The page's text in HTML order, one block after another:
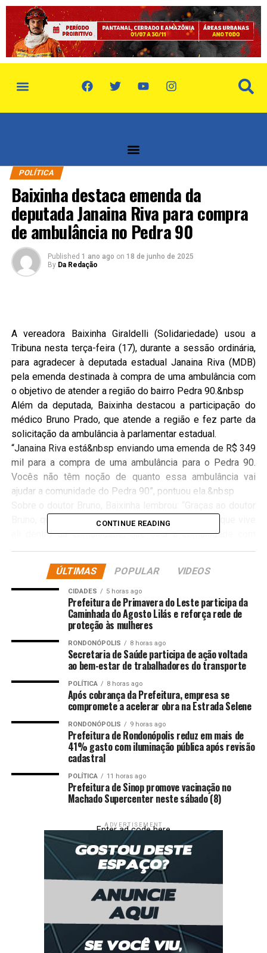
POLÍTICA
Baixinha destaca emenda da
deputada Janaina Riva para compra
de ambulância no Pedra 90
Published 1 ano ago on 18 de junho de 2025
By Da Redação
A vereadora Baixinha Giraldelli (Solidariedade) usou a
Tribuna nesta terça-feira (17), durante a sessão ordinária,
para agradecer à deputada estadual Janaina Riva (MDB)
pela emenda destinada à compra de uma ambulância com
o objetivo de atender a região do bairro Pedra 90.&nbsp
Além da deputada, Baixinha destacou a participação do
médico Bruno Prado, que atende a região e fez parte da
solicitação da ambulância à parlamentar estadual.
“Janaina Riva está&nbsp enviando uma emenda de R$ 349
mil para a compra de uma ambulância para o Pedra 90.
Vocês não têm noção de quanto essa ambulância vai
ajudar a comunidade do Pedra 90”, pontuou ela.&nbsp
Bruno, que tem a sensibilidade, é aquele médico que vive
ali dentro da comunidade, que olha a comunidade com
junto com o povo, e é através dele que essa ambulância
vai chegar para a policlínica do Pedra 90. A gente vê
muitos relatos de pessoas que o senhor atende, como
cuida família.”&nbsp
Na ocasião, Baixinha também aproveitou para pedir ao
governador Mauro Mendes e ao vice Otaviano Pivetta
agilidade para que essa emenda saia do papel.
“Quero pedir ao Otaviano Pivetta, que está como
que possam, o mais rápido possível, mandar essa
ambulância para o Pedra 90, porque ela será muito
importante para nós. Temos muitas dificuldades, muitas
vezes ligamos para a UPA e a ambulância não está lá.
Quantas vezes socorri pessoas com meu&nbsp carro, a
polícia também. Por isso, nossa urgência em ter este
suporte na região.”
Comentários
AMBULÂNCIA BAIXINHA
COMPRA
DESTACA DESTAQUE EMENDA
RIVA
Eriksen é eleito presidente do SINTEP de Lucas do Rio
CONTINUE READING
ÚLTIMAS POPULAR VIDEOS
CIDADES 5 horas ago
Prefeitura de Primavera do Leste participa da
Caminhada do Agosto Lilás e reforça rede de
proteção às mulheres
RONDONÓPOLIS 8 horas ago
Secretaria de Saúde participa de ação voltada
ao bem-estar de trabalhadores do transporte
POLÍTICA 8 horas ago
Após cobrança da Prefeitura, empresa se
compromete a acelerar obra na Estrada Selene
RONDONÓPOLIS 9 horas ago
Prefeitura de Rondonópolis reduz em mais de
41% gasto com iluminação pública após revisão
cadastral
POLÍTICA 11 horas ago
Prefeitura de Sinop promove vacinação no
Machado Supercenter neste sábado (8)
ADVERTISEMENT
Enter ad code here